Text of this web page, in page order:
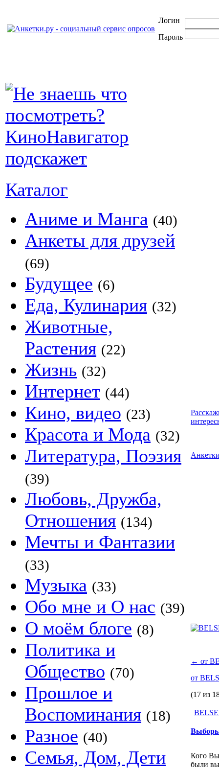
Логин
Пароль
Каталог
Аниме и Манга (40)
Анкеты для друзей
(69)
Будущее (6)
Еда, Кулинария (32)
Животные,
Растения (22)
Жизнь (32)
Интернет (44)
Кино, видео (23)
Красота и Мода (32)
Литература, Поэзия
(39)
Любовь, Дружба,
Отношения (134)
Мечты и Фантазии
(33)
Музыка (33)
Обо мне и О нас (39)
О моём блоге (8)
Политика и
Общество (70)
Прошлое и
Воспоминания (18)
Разное (40)
Семья, Дом, Дети
← от
от
(17 из
Выборы
Кого Вы
были